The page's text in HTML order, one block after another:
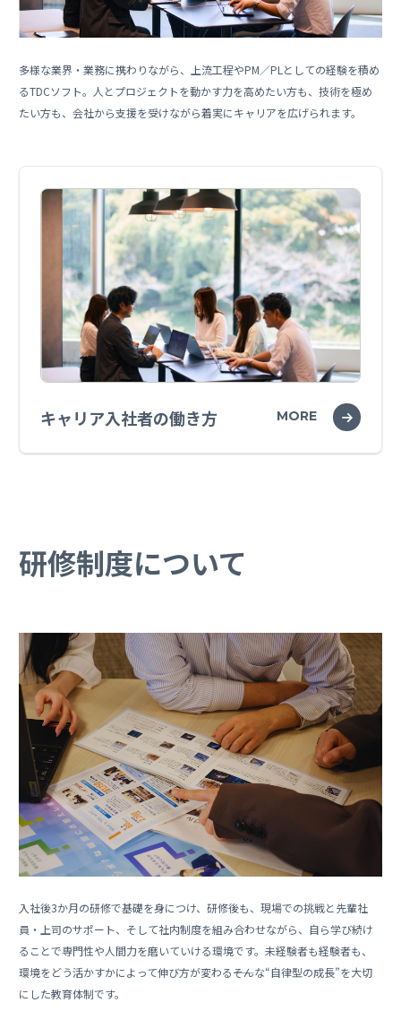
多様な業界・業務に携わりながら、上流工程やPM／PLとしての経験を積め
るTDCソフト。人とプロジェクトを動かす力を高めたい方も、技術を極め
たい方も、会社から支援を受けながら着実にキャリアを広げられます。
キャリア入社者の働き方 MORE
研修制度について
入社後3か月の研修で基礎を身につけ、研修後も、現場での挑戦と先輩社
員・上司のサポート、そして社内制度を組み合わせながら、自ら学び続け
ることで専門性や人間力を磨いていける環境です。未経験者も経験者も、
環境をどう活かすかによって伸び方が変わる――そんな“自律型の成長”を大切
にした教育体制です。